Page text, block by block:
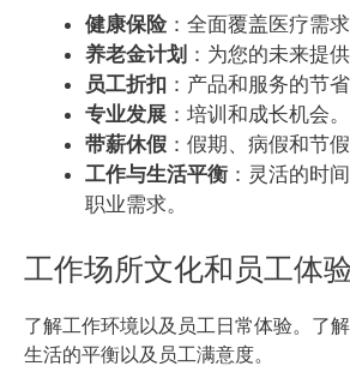
健康保险：全面覆盖医疗需求
养老金计划 ：为您的未来提供
员工折扣 ：产品和服务的节省
专业发展 ：培训和成长机会。
带薪休假 ：假期、病假和节假
工作与生活平衡 ：灵活的时
职业需求。
工作场所文化和员工体
了解工作环境以及员工日常体验。了
生活的平衡以及员工满意度。